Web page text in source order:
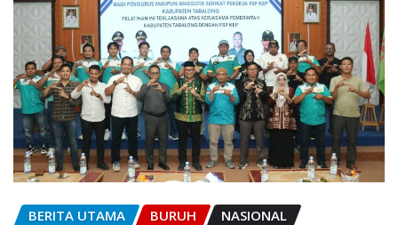
BERITA UTAMA BURUH NASIONAL